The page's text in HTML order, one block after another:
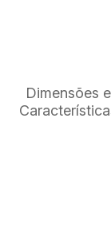
Dimensões e